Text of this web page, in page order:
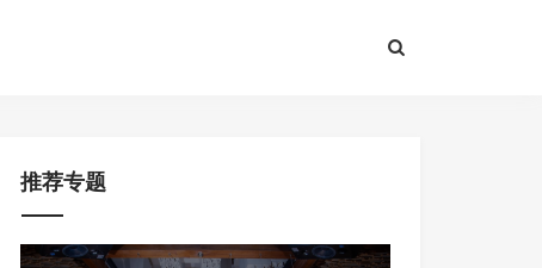
推荐专题